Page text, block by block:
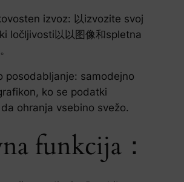
izvoz: 以izvozite svoj
ločljivosti以以图像和spletna
posodabljanje: samodejno
ko se podatki
ohranja vsebino svežo.
funkcija：